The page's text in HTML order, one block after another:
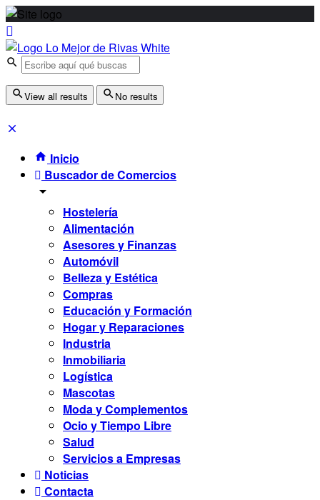
View all results No results
Inicio
Buscador de Comercios
Hostelería
Alimentación
Asesores y Finanzas
Automóvil
Belleza y Estética
Compras
Educación y Formación
Hogar y Reparaciones
Industria
Inmobiliaria
Logística
Mascotas
Moda y Complementos
Ocio y Tiempo Libre
Salud
Servicios a Empresas
Noticias
Contacta